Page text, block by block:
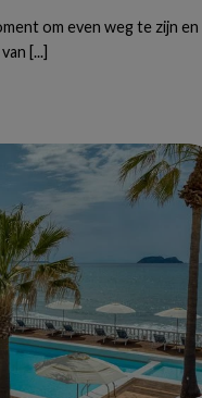
om even weg te zijn en
[...]